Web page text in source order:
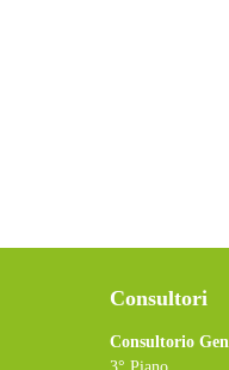
Consultori
Consultorio